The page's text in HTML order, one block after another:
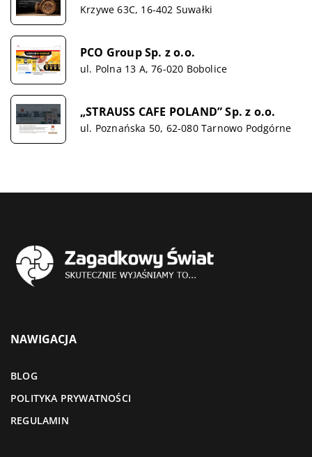
Krzywe 63C, 16-402 Suwałki
PCO Group Sp. z o.o.
ul. Polna 13 A, 76-020 Bobolice
„STRAUSS CAFE POLAND” Sp. z o.o.
ul. Poznańska 50, 62-080 Tarnowo Podgórne
NAWIGACJA
BLOG
POLITYKA PRYWATNOŚCI
REGULAMIN